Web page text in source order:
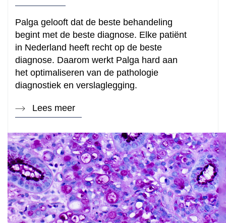
Hoe kunnen we je
Palga gelooft dat de beste behandeling
begint met de beste diagnose. Elke patiënt
in Nederland heeft recht op de beste
diagnose. Daarom werkt Palga hard aan
het optimaliseren van de pathologie
diagnostiek en verslaglegging.
Lees meer